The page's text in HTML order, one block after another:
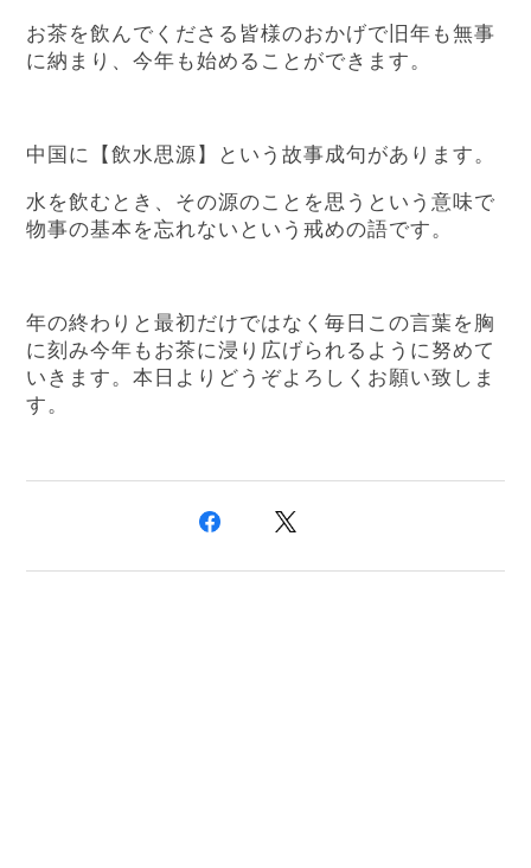
お茶を飲んでくださる皆様のおかげで旧年も無事
に納まり、今年も始めることができます。
中国に【飲水思源】という故事成句があります。
水を飲むとき、その源のことを思うという意味で
物事の基本を忘れないという戒めの語です。
年の終わりと最初だけではなく毎日この言葉を胸
に刻み今年もお茶に浸り広げられるように努めて
いきます。本日よりどうぞよろしくお願い致しま
す。